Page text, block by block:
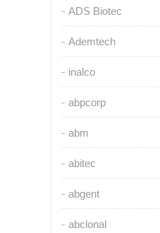
ADS Biotec
Ademtech
inalco
abpcorp
abm
abitec
abgent
abclonal